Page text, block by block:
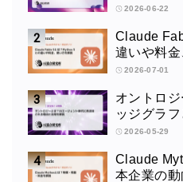
2026-06-22
Claude
違いや料
2026-07-01
オントロ
ッジグラ
りやすく解
2026-05-29
Claude
本企業の